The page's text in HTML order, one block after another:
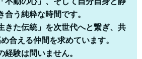
合う純粋な時間です。
きた伝統」を次世代へと繋ぎ、共
合える仲間を求めています。
経験は問いません。